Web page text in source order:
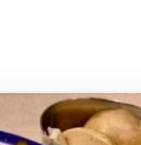
続受賞の出汁キ